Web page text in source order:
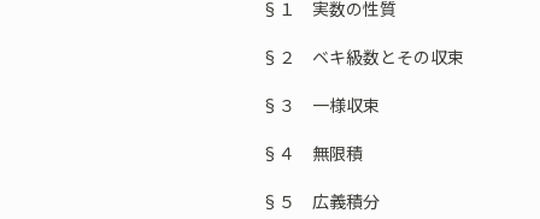
§１ 実数の性質
§２ ベキ級数とその収束
§３ 一様収束
§４ 無限積
§５ 広義積分